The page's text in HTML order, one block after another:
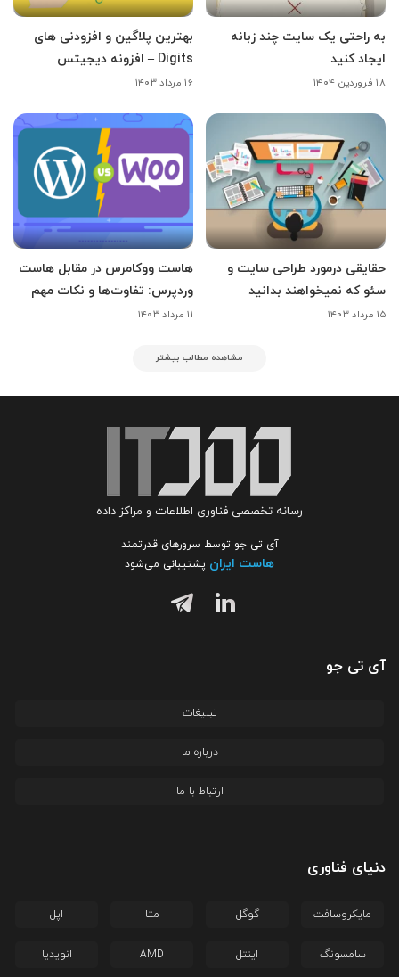
به راحتی یک سایت چند زبانه
ایجاد کنید
۱۸ فروردین ۱۴۰۴
بهترین پلاگین و افزودنی های
Digits – افزونه دیجیتس
۱۶ مرداد ۱۴۰۳
حقایقی درمورد طراحی سایت و
سئو که نمیخواهند بدانید
۱۵ مرداد ۱۴۰۳
هاست ووکامرس در مقابل هاست
وردپرس: تفاوت‌ها و نکات مهم
۱۱ مرداد ۱۴۰۳
مشاهده مطالب بیشتر
رسانه تخصصی فناوری اطلاعات و مراکز داده
آی تی جو توسط سرورهای قدرتمند
هاست ایران پشتیبانی می‌شود
آی تی جو
تبلیغات
درباره ما
ارتباط با ما
دنیای فناوری
مایکروسافت گوگل متا اپل
سامسونگ اینتل AMD انویدیا